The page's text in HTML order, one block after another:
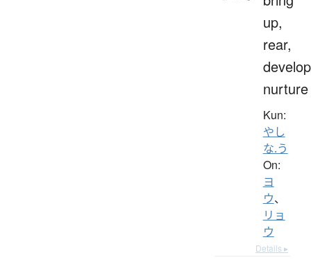
up,
rear,
nurture
Kun:
やし
な.う
On:
ヨ
ウ、
リョ
ウ
Details ▸